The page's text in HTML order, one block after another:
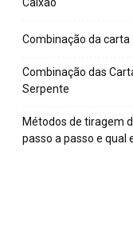
Combinação da carta
Combinação das
Serpente
Métodos de tiragem
passo a passo e qual